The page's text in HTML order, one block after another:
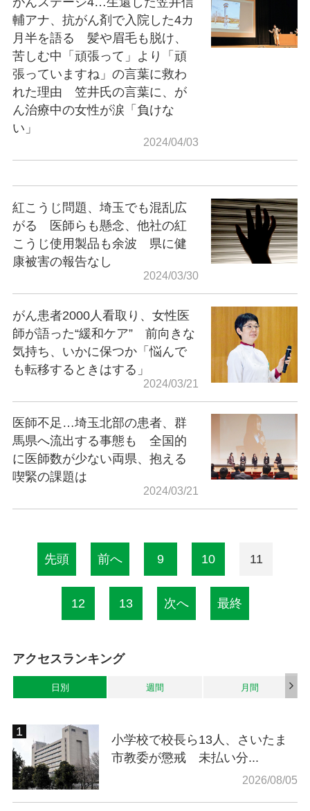
輔アナ、抗がん剤で入院した4カ
月半を語る 髪や眉毛も脱け、
苦しむ中「頑張って」より「頑
張っていますね」の言葉に救わ
れた理由 笠井氏の言葉に、が
ん治療中の女性が涙「負けな
い」
2024/04/03
紅こうじ問題、埼玉でも混乱広
がる 医師らも懸念、他社の紅
こうじ使用製品も余波 県に健
康被害の報告なし
2024/03/30
がん患者2000人看取り、女性医
師が語った“緩和ケア” 前向きな
気持ち、いかに保つか「悩んで
も転移するときはする」
2024/03/21
医師不足…埼玉北部の患者、群
馬県へ流出する事態も 全国的
に医師数が少ない両県、抱える
喫緊の課題は
2024/03/21
先頭 前へ 9 10 11
12 13 次へ 最終
アクセスランキング
日別 週間 月間
小学校で校長ら13人、さいたま
市教委が懲戒 未払い分...
2026/08/05